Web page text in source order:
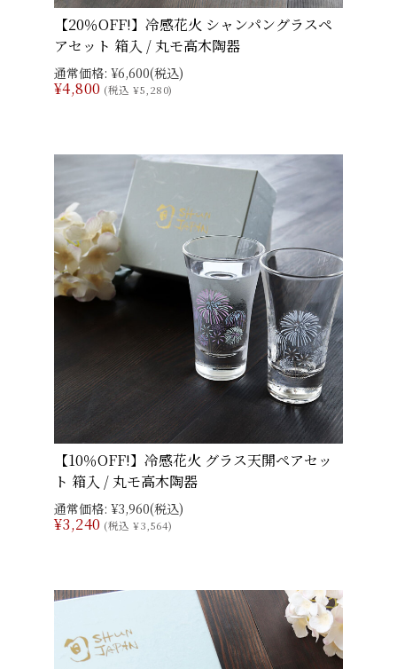
【20％OFF!】冷感花火 シャンパングラスペ
アセット 箱入 / 丸モ高木陶器
通常価格: ¥6,600(税込)
¥4,800 (税込 ¥5,280)
【10％OFF!】冷感花火 グラス天開ペアセッ
ト 箱入 / 丸モ高木陶器
通常価格: ¥3,960(税込)
¥3,240 (税込 ¥3,564)